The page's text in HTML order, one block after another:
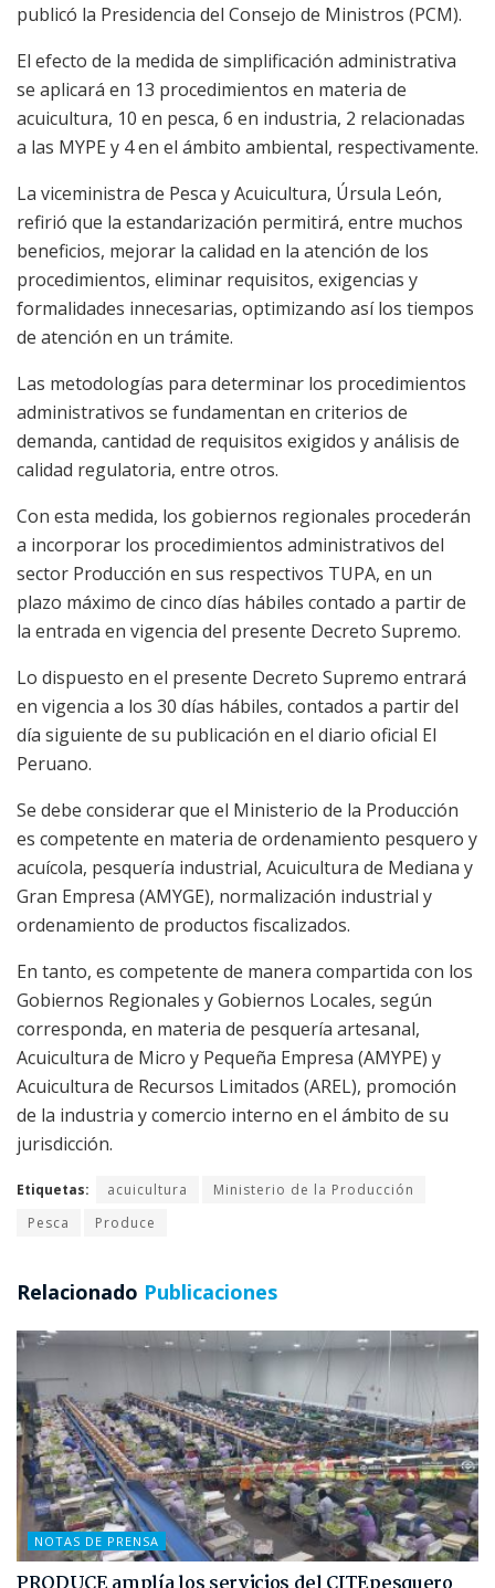
publicó la Presidencia del Consejo de Ministros (PCM).
El efecto de la medida de simplificación administrativa
se aplicará en 13 procedimientos en materia de
acuicultura, 10 en pesca, 6 en industria, 2 relacionadas
a las MYPE y 4 en el ámbito ambiental, respectivamente.
La viceministra de Pesca y Acuicultura, Úrsula León,
refirió que la estandarización permitirá, entre muchos
beneficios, mejorar la calidad en la atención de los
procedimientos, eliminar requisitos, exigencias y
formalidades innecesarias, optimizando así los tiempos
de atención en un trámite.
Las metodologías para determinar los procedimientos
administrativos se fundamentan en criterios de
demanda, cantidad de requisitos exigidos y análisis de
calidad regulatoria, entre otros.
Con esta medida, los gobiernos regionales procederán
a incorporar los procedimientos administrativos del
sector Producción en sus respectivos TUPA, en un
plazo máximo de cinco días hábiles contado a partir de
la entrada en vigencia del presente Decreto Supremo.
Lo dispuesto en el presente Decreto Supremo entrará
en vigencia a los 30 días hábiles, contados a partir del
día siguiente de su publicación en el diario oficial El
Peruano.
Se debe considerar que el Ministerio de la Producción
es competente en materia de ordenamiento pesquero y
acuícola, pesquería industrial, Acuicultura de Mediana y
Gran Empresa (AMYGE), normalización industrial y
ordenamiento de productos fiscalizados.
En tanto, es competente de manera compartida con los
Gobiernos Regionales y Gobiernos Locales, según
corresponda, en materia de pesquería artesanal,
Acuicultura de Micro y Pequeña Empresa (AMYPE) y
Acuicultura de Recursos Limitados (AREL), promoción
de la industria y comercio interno en el ámbito de su
jurisdicción.
Etiquetas: acuicultura
Ministerio de la Producción
Pesca
Produce
Relacionado Publicaciones
NOTAS DE PRENSA